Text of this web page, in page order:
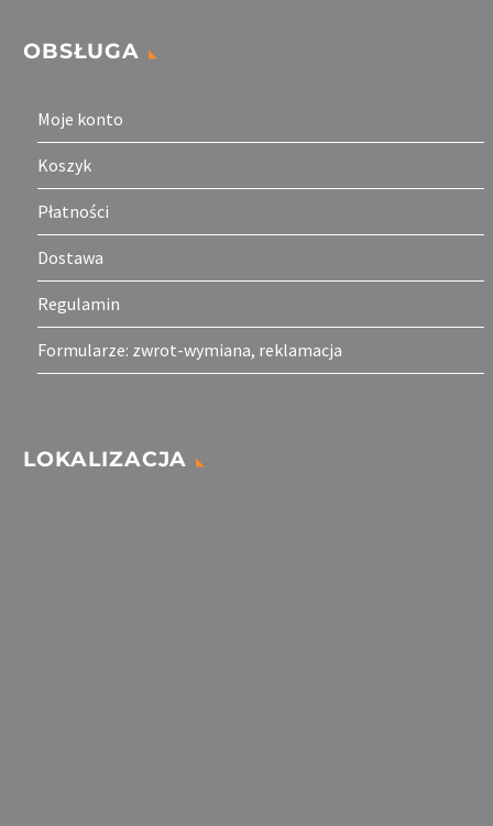
OBSŁUGA
Moje konto
Koszyk
Płatności
Dostawa
Regulamin
Formularze: zwrot-wymiana, reklamacja
LOKALIZACJA